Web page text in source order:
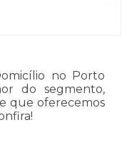
no Porto
do segmento,
que oferecemos